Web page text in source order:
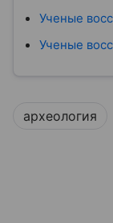
Ученые
Ученые
археология